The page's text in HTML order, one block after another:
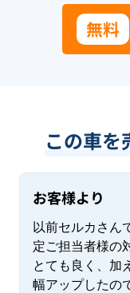
無料
この車を
お客様より
以前セルカさん
定ご担当者様の
とても良く、加
幅アップしたの